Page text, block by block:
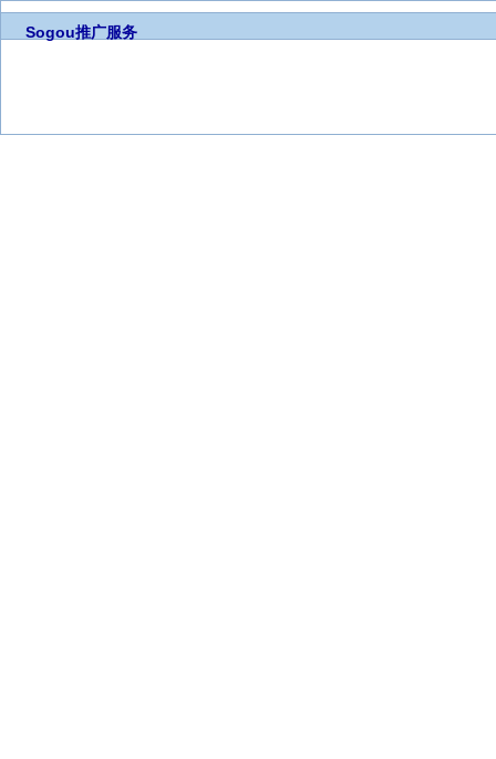
Sogou推广服务